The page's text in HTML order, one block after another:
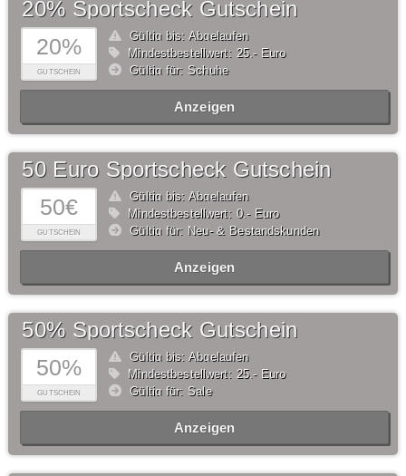
20%
GUTSCHEIN
20% Sportscheck Gutschein
Gültig bis: Abgelaufen
Mindestbestellwert: 25,- Euro
Gültig für: Schuhe
Anzeigen
50€
GUTSCHEIN
50 Euro Sportscheck Gutschein
Gültig bis: Abgelaufen
Mindestbestellwert: 0,- Euro
Gültig für: Neu- & Bestandskunden
Anzeigen
50%
GUTSCHEIN
50% Sportscheck Gutschein
Gültig bis: Abgelaufen
Mindestbestellwert: 25,- Euro
Gültig für: Sale
Anzeigen